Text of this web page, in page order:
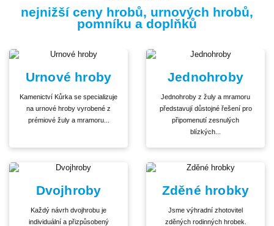
nejnižší ceny hrobů, urnových hrobů,
pomníku a doplňků
Urnové hroby
Kamenictví Kůrka se specializuje
na urnové hroby vyrobené z
prémiové žuly a mramoru...
Jednohroby
Jednohroby z žuly a mramoru
představují důstojné řešení pro
připomenutí zesnulých
blízkých...
Dvojhroby
Každý návrh dvojhrobu je
individuální a přizpůsobený
Zděné hrobky
Jsme výhradní zhotovitel
zděných rodinných hrobek.